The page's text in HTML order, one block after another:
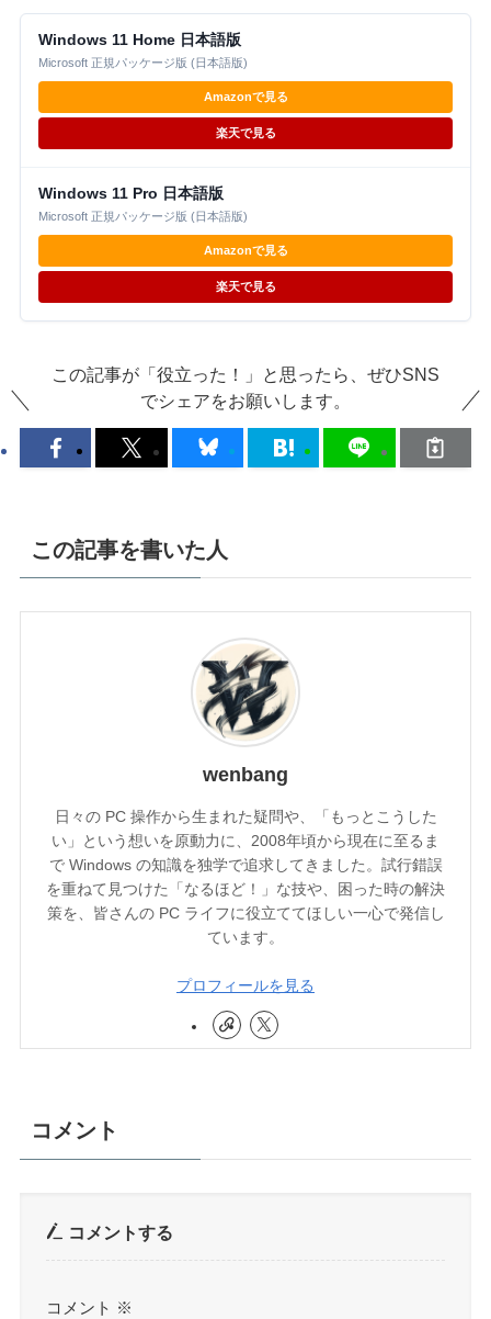
Windows 11 Home 日本語版
Microsoft 正規パッケージ版 (日本語版)
Amazonで見る
楽天で見る
Windows 11 Pro 日本語版
Microsoft 正規パッケージ版 (日本語版)
Amazonで見る
楽天で見る
この記事が「役立った！」と思ったら、ぜひSNS
でシェアをお願いします。
この記事を書いた人
wenbang
日々の PC 操作から生まれた疑問や、「もっとこうした
い」という想いを原動力に、2008年頃から現在に至るま
で Windows の知識を独学で追求してきました。試行錯誤
を重ねて見つけた「なるほど！」な技や、困った時の解決
策を、皆さんの PC ライフに役立ててほしい一心で発信し
ています。
プロフィールを見る
コメント
コメントする
コメント ※